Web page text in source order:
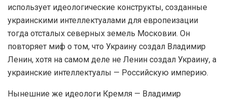
использует идеологические конструкты, созданные
украинскими интеллектуалами для европеизации
тогда отсталых северных земель Московии. Он
повторяет миф о том, что Украину создал Владимир
Ленин, хотя на самом деле не Ленин создал Украину, а
украинские интеллектуалы — Российскую империю.
Нынешние же идеологи Кремля — Владимир